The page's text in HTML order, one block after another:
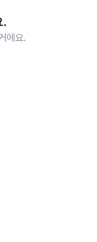
령 카즈는 가
던 어느 날,
니, 쇳덩이를
기를 내리치
로 자리를
궁리를 하
을 해결하는
린 카즈의
.
에요.